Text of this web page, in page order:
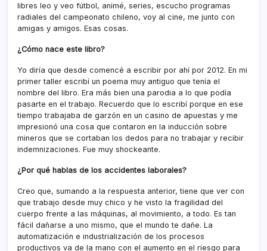
libres leo y veo fútbol, animé, series, escucho programas
radiales del campeonato chileno, voy al cine, me junto con
amigas y amigos. Esas cosas.
¿Cómo nace este libro?
Yo diría que desde comencé a escribir por ahí por 2012. En mi
primer taller escribí un poema muy antiguo que tenía el
nombre del libro. Era más bien una parodia a lo que podía
pasarte en el trabajo. Recuerdo que lo escribí porque en ese
tiempo trabajaba de garzón en un casino de apuestas y me
impresionó una cosa que contaron en la inducción sobre
mineros que se cortaban los dedos para no trabajar y recibir
indemnizaciones. Fue muy shockeante.
¿Por qué hablas de los accidentes laborales?
Creo que, sumando a la respuesta anterior, tiene que ver con
que trabajo desde muy chico y he visto la fragilidad del
cuerpo frente a las máquinas, al movimiento, a todo. Es tan
fácil dañarse a uno mismo, que el mundo te dañe. La
automatización e industrialización de los procesos
productivos va de la mano con el aumento en el riesgo para